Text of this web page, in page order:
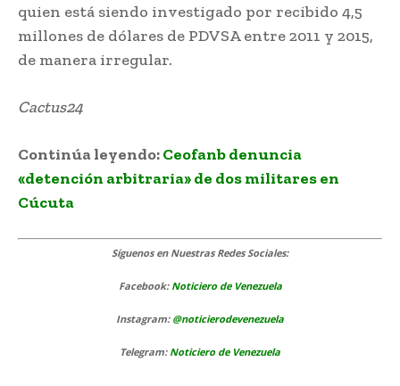
quien está siendo investigado por recibido 4,5
millones de dólares de PDVSA entre 2011 y 2015,
de manera irregular.
Cactus24
Continúa leyendo:Ceofanb denuncia
«detención arbitraria» de dos militares en
Cúcuta
Síguenosen Nuestras Redes Sociales:
Facebook: Noticiero de Venezuela
Instagram: @noticierodevenezuela
Telegram: Noticiero de Venezuela